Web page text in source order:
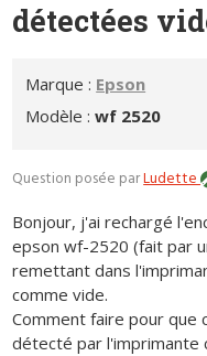
détectées
Marque : Epson
Modèle :wf 2520
Question posée parLudette
Bonjour, j'ai rechargé
epson wf-2520 (fait par
remettant dans
comme vide.
Comment faire pour
détecté par l'imprimante